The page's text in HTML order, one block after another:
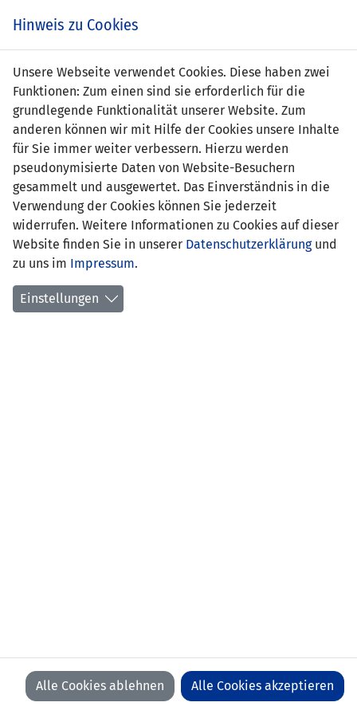
Dominik Schedler
Position:
Geburtsdatum: 12. November 1996
aktueller Verein: USV Eschen/Mauren
Anzahl Spiele: 0
Hinweis zu Cookies
Unsere Webseite verwendet Cookies. Diese haben zwei
Funktionen: Zum einen sind sie erforderlich für die
grundlegende Funktionalität unserer Website. Zum
anderen können wir mit Hilfe der Cookies unsere Inhalte
für Sie immer weiter verbessern. Hierzu werden
pseudonymisierte Daten von Website-Besuchern
gesammelt und ausgewertet. Das Einverständnis in die
Verwendung der Cookies können Sie jederzeit
widerrufen. Weitere Informationen zu Cookies auf dieser
Website finden Sie in unserer Datenschutzerklärungund
zu uns im Impressum.
Einstellungen
Alle Cookies ablehnen Alle Cookies akzeptieren